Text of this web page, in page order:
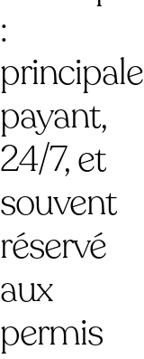
:
payant,
24/7, et
souvent
réservé
aux
permis